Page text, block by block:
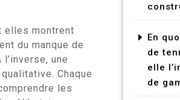
elles montrent
du manque de
une
Chaque
les
En
de
elle
de